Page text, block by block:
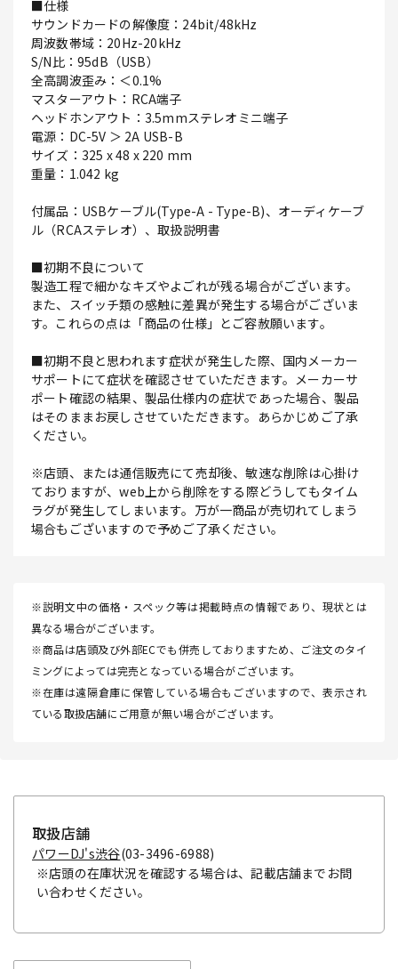
■仕様
サウンドカードの解像度：24bit/48kHz
周波数帯域：20Hz-20kHz
S/N比：95dB（USB）
全高調波歪み：＜0.1%
マスターアウト：RCA端子
ヘッドホンアウト：3.5mmステレオミニ端子
電源：DC-5V ＞ 2A USB-B
サイズ：325 x 48 x 220 mm
重量：1.042 kg
付属品：USBケーブル(Type-A - Type-B)、オーディケーブ
ル（RCAステレオ）、取扱説明書
■初期不良について
製造工程で細かなキズやよごれが残る場合がございます。
また、スイッチ類の感触に差異が発生する場合がございま
す。これらの点は「商品の仕様」とご容赦願います。
■初期不良と思われます症状が発生した際、国内メーカー
サポートにて症状を確認させていただきます。メーカーサ
ポート確認の結果、製品仕様内の症状であった場合、製品
はそのままお戻しさせていただきます。あらかじめご了承
ください。
※店頭、または通信販売にて売却後、敏速な削除は心掛け
ておりますが、web上から削除をする際どうしてもタイム
ラグが発生してしまいます。万が一商品が売切れてしまう
場合もございますので予めご了承ください。
※説明文中の価格・スペック等は掲載時点の情報であり、現状とは
異なる場合がございます。
※商品は店頭及び外部ECでも併売しておりますため、ご注文のタイ
ミングによっては完売となっている場合がございます。
※在庫は遠隔倉庫に保管している場合もございますので、表示され
ている取扱店舗にご用意が無い場合がございます。
取扱店舗
パワーDJ's渋谷(03-3496-6988)
※店頭の在庫状況を確認する場合は、記載店舗までお問
い合わせください。